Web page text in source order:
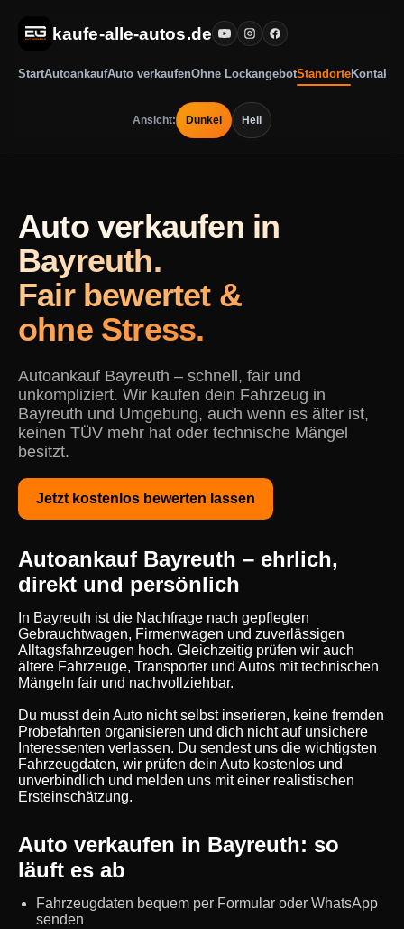
kaufe-alle-autos.de
StartAutoankaufAuto verkaufenOhne LockangebotStandorteKontakt
Ansicht: Dunkel Hell
Auto verkaufen in
Bayreuth.
Fair bewertet &
ohne Stress.
Autoankauf Bayreuth – schnell, fair und
unkompliziert. Wir kaufen dein Fahrzeug in
Bayreuth und Umgebung, auch wenn es älter ist,
keinen TÜV mehr hat oder technische Mängel
besitzt.
Jetzt kostenlos bewerten lassen
Autoankauf Bayreuth – ehrlich,
direkt und persönlich
In Bayreuth ist die Nachfrage nach gepflegten
Gebrauchtwagen, Firmenwagen und zuverlässigen
Alltagsfahrzeugen hoch. Gleichzeitig prüfen wir auch
ältere Fahrzeuge, Transporter und Autos mit technischen
Mängeln fair und nachvollziehbar.
Du musst dein Auto nicht selbst inserieren, keine fremden
Probefahrten organisieren und dich nicht auf unsichere
Interessenten verlassen. Du sendest uns die wichtigsten
Fahrzeugdaten, wir prüfen dein Auto kostenlos und
unverbindlich und melden uns mit einer realistischen
Ersteinschätzung.
Auto verkaufen in Bayreuth: so
läuft es ab
Fahrzeugdaten bequem per Formular oder WhatsApp
senden